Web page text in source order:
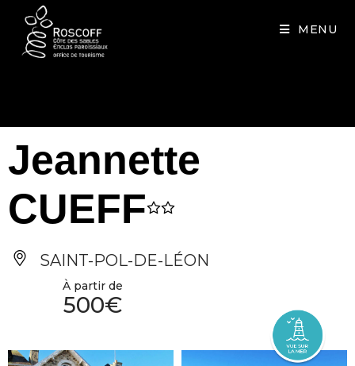
MENU
Jeannette
CUEFF
SAINT-POL-DE-LÉON
À partir de
500€
Cookies management panel